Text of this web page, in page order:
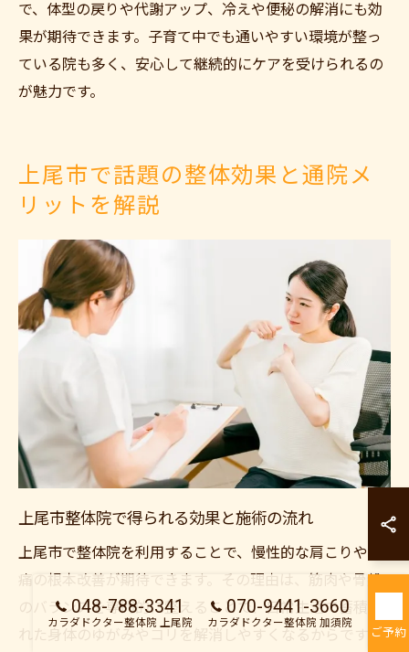
で、体型の戻りや代謝アップ、冷えや便秘の解消にも効
果が期待できます。子育て中でも通いやすい環境が整っ
ている院も多く、安心して継続的にケアを受けられるの
が魅力です。
上尾市で話題の整体効果と通院メ
リットを解説
上尾市整体院で得られる効果と施術の流れ
上尾市で整体院を利用することで、慢性的な肩こりや腰
痛の根本改善が期待できます。その理由は、筋肉や骨盤
のバランスを専門的に整えることで、日常生活で蓄積さ
れた身体のゆがみやコリを解消しやすくなるからです。
048-788-3341
カラダドクター整体院 上尾院
070-9441-3660
カラダドクター整体院 加須院
ご予約
カラダドクター整
カラダドクター整